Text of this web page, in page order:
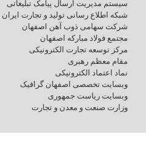
سیستم مدیریت ارسال پیامک تبلیغاتی
شبکه اطلاع رسانی تولید و تجارت ایران
شرکت سهامی ذوب آهن اصفهان
مجتمع فولاد مبارکه اصفهان
مرکز توسعه تجارت الکترونیکی
مقام معظم رهبری
نماد اعتماد الکترونیکی
وبسایت تخصصی اصفهان گرافیک
وبسایت ریاست جمهوری
وزارت صنعت و معدن و تجارت